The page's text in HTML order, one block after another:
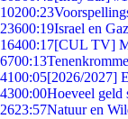
10200:23
23600:19Israel en
16400:17[CUL TV]
6700:13
4100:05[2026/2027]
4300:00Hoeveel geld
2623:57Natuur en